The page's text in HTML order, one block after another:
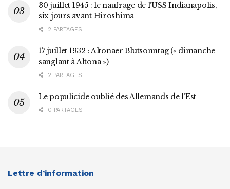
30 juillet 1945 : le naufrage de l’USS Indianapolis,
six jours avant Hiroshima
2 PARTAGES
17 juillet 1932 : Altonaer Blutsonntag (« dimanche
sanglant à Altona »)
2 PARTAGES
Le populicide oublié des Allemands de l’Est
0 PARTAGES
Lettre d’information